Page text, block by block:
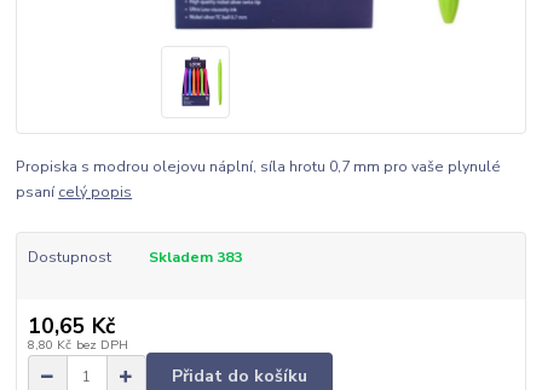
Propiska s modrou olejovu náplní, síla hrotu 0,7 mm pro vaše plynulé
psanícelý popis
Dostupnost Skladem 383
10,65 Kč
8,80 Kč bez DPH
Přidat do košíku